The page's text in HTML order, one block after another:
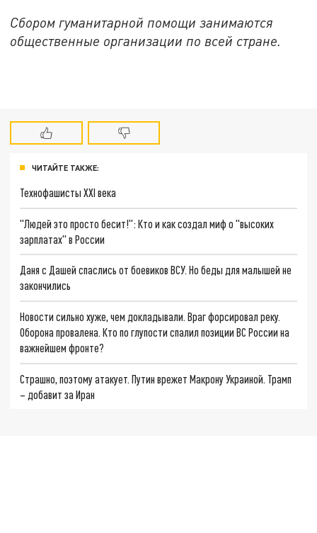
Сбором гуманитарной помощи занимаются
общественные организации по всей стране.
ЧИТАЙТЕ ТАКЖЕ:
Технофашисты XXI века
"Людей это просто бесит!": Кто и как создал миф о "высоких
зарплатах" в России
Даня с Дашей спаслись от боевиков ВСУ. Но беды для малышей не
закончились
Новости сильно хуже, чем докладывали. Враг форсировал реку.
Оборона провалена. Кто по глупости спалил позиции ВС России на
важнейшем фронте?
Страшно, поэтому атакует. Путин врежет Макрону Украиной. Трамп
– добавит за Иран